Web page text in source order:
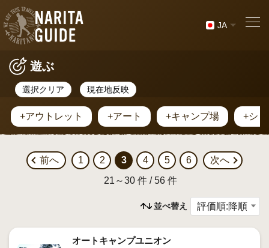
JA
遊ぶ
選択クリア 現在地反映
+アウトレット +アート +キャンプ場 +シ
前へ 1 2 3 4 5 6
次へ
21～30 件 / 56 件
並べ替え
オートキャンプユニオン